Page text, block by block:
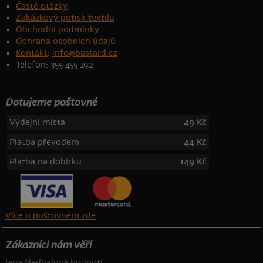
Časté otázky
Zakázkový potisk textilu
Obchodní podmínky
Ochrana osobních údajů
Kontakt: info@bastard.cz
Telefon: 355 455 192
Dotujeme poštovné
Výdejní místa
49 Kč
Platba převodem
44 Kč
Platba na dobírku
149 Kč
Více o poštovném zde
Zákazníci nám věří